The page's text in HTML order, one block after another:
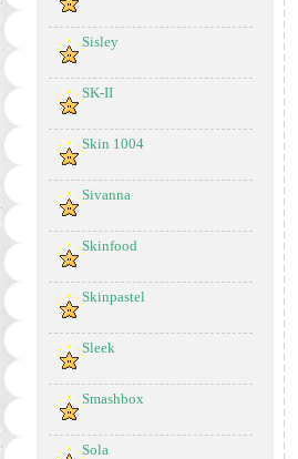
Sisley
SK-II
Skin 1004
Sivanna
Skinfood
Skinpastel
Sleek
Smashbox
Sola